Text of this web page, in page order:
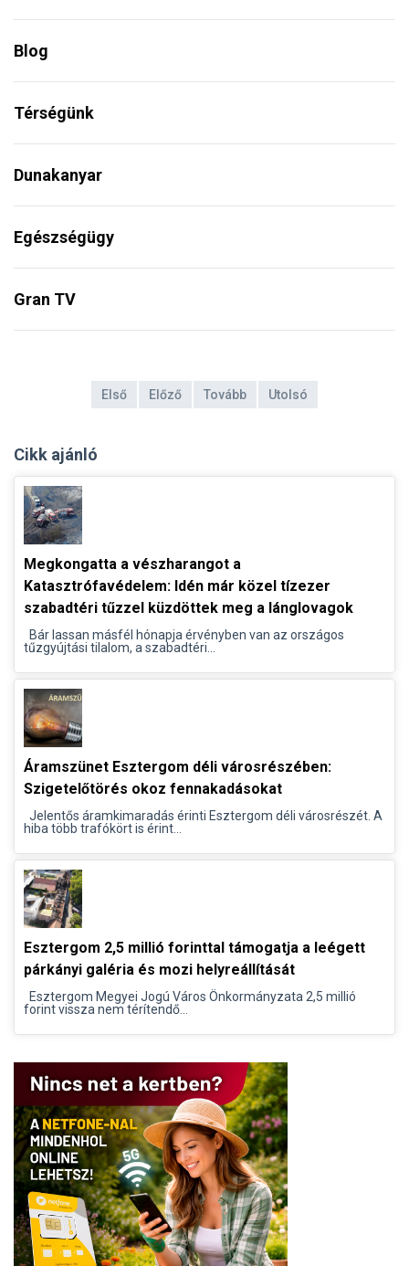
Blog
Térségünk
Dunakanyar
Egészségügy
Gran TV
Első Előző Tovább Utolsó
Cikk ajánló
Megkongatta a vészharangot a
Katasztrófavédelem: Idén már közel tízezer
szabadtéri tűzzel küzdöttek meg a lánglovagok
Bár lassan másfél hónapja érvényben van az országos
tűzgyújtási tilalom, a szabadtéri...
Áramszünet Esztergom déli városrészében:
Szigetelőtörés okoz fennakadásokat
Jelentős áramkimaradás érinti Esztergom déli városrészét. A
hiba több trafókört is érint...
Esztergom 2,5 millió forinttal támogatja a leégett
párkányi galéria és mozi helyreállítását
Esztergom Megyei Jogú Város Önkormányzata 2,5 millió
forint vissza nem térítendő...